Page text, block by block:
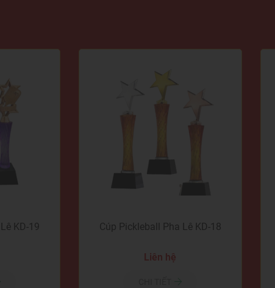
KD-19 Cúp Pickleball Pha Lê KD-18
Liên hệ